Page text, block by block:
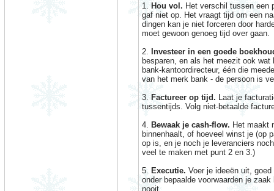
1. Hou vol. Het verschil tussen een
gaf niet op. Het vraagt tijd om een
dingen kan je niet forceren door
moet gewoon genoeg tijd over gaan.
2. Investeer in een goede
besparen, en als het meezit ook
bank-kantoordirecteur, één die
van het merk bank - de persoon is
3. Factureer op tijd. Laat je
tussentijds. Volg niet-betaalde
4. Bewaak je cash-flow. Het maakt
binnenhaalt, of hoeveel winst je (op
op is, en je noch je leveranciers
veel te maken met punt 2 en 3.)
5. Executie. Voer je ideeën uit,
onder bepaalde voorwaarden je
nooit.